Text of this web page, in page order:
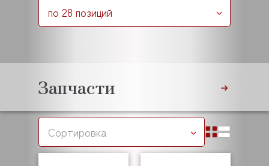
по 28 позиций
Запчасти
Сортировка